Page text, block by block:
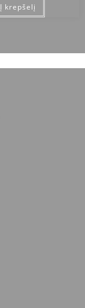
Į krepšelį